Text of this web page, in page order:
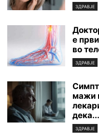
ЗДРАВЈЕ
е
во
ЗДРАВЈЕ
мажи
дека...
ЗДРАВЈЕ